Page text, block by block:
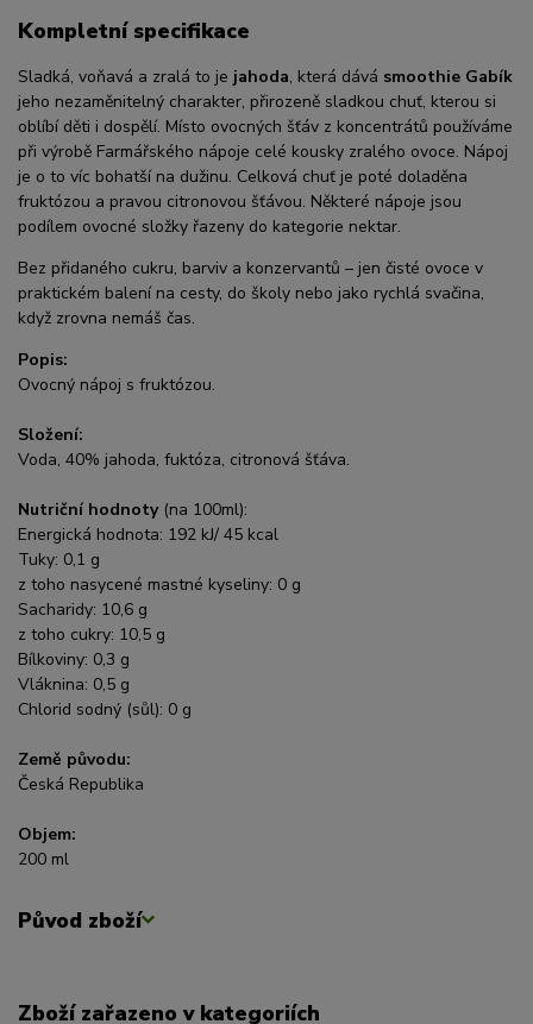
Kompletní specifikace
Sladká, voňavá a zralá to je jahoda, která dává smoothie Gabík
jeho nezaměnitelný charakter, přirozeně sladkou chuť, kterou si
oblíbí děti i dospělí. Místo ovocných šťáv z koncentrátů používáme
při výrobě Farmářského nápoje celé kousky zralého ovoce. Nápoj
je o to víc bohatší na dužinu. Celková chuť je poté doladěna
fruktózou a pravou citronovou šťávou. Některé nápoje jsou
podílem ovocné složky řazeny do kategorie nektar.
Bez přidaného cukru, barviv a konzervantů – jen čisté ovoce v
praktickém balení na cesty, do školy nebo jako rychlá svačina,
když zrovna nemáš čas.
Popis:
Ovocný nápoj s fruktózou.
Složení:
Voda, 40% jahoda, fuktóza, citronová šťáva.
Nutriční hodnoty(na 100ml):
Energická hodnota: 192 kJ/ 45 kcal
Tuky: 0,1 g
z toho nasycené mastné kyseliny: 0 g
Sacharidy: 10,6 g
z toho cukry: 10,5 g
Bílkoviny: 0,3 g
Vláknina: 0,5 g
Chlorid sodný (sůl): 0 g
Země původu:
Česká Republika
Objem:
200 ml
Původ zboží
Zboží zařazeno v kategoriích